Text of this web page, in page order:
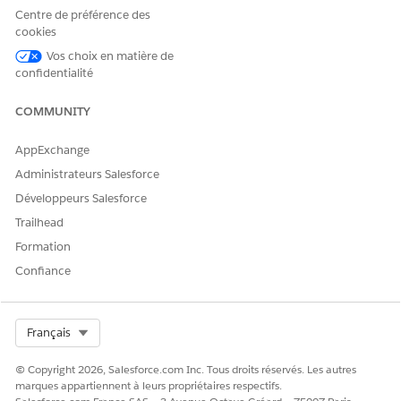
personnalisée et des workflows d'exécution.
Dites-nous ce que nous pouvons améliorer !
Centre de préférence des
cookies
Vos choix en matière de
confidentialité
COMMUNITY
AppExchange
Administrateurs Salesforce
Développeurs Salesforce
Trailhead
Formation
Confiance
Français
© Copyright 2026, Salesforce.com Inc. Tous droits réservés. Les autres
marques appartiennent à leurs propriétaires respectifs.